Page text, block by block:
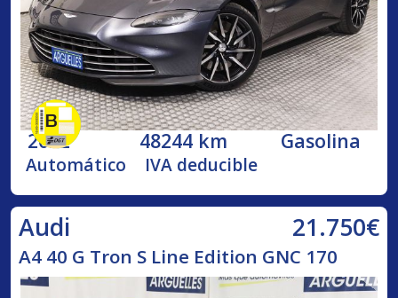
2022 48244 km Gasolina
Automático IVA deducible
Audi 21.750€
A4 40 G Tron S Line Edition GNC 170